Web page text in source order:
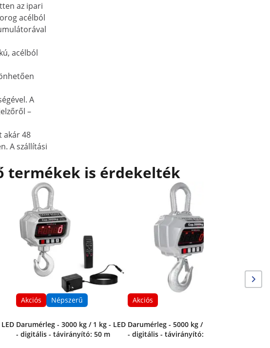
az ipari
acélból
acélból
A
–
akár 48
A szállítási
termékek is érdekelték
Akciós Népszerű
Darumérleg - 3000 kg / 1 kg - LED
- digitális - távirányító: 50 m
Akciós
Darumérleg - 5000 kg / 2 kg - LED
- digitális - távirányító: 50 m